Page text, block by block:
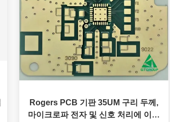
Rogers PCB 기판 35UM 구리 두께,
마이크로파 전자 및 신호 처리에 이상